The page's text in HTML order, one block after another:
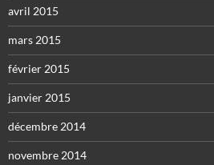
avril 2015
mars 2015
février 2015
janvier 2015
décembre 2014
novembre 2014